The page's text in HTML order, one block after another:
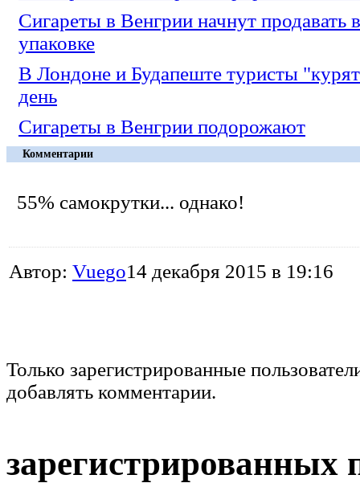
Сигареты в Венгрии начнут продавать
упаковке
В Лондоне и Будапеште туристы
день
Сигареты в Венгрии подорожают
Комментарии
55% самокрутки... однако!
Автор: Vuego14 декабря 2015 в 19:16
Только зарегистрированные
добавлять комментарии.
зарегистрированных